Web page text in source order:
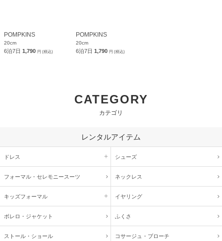
POMPKINS
20cm
6泊7日 1,790 円 (税込)
POMPKINS
20cm
6泊7日1,790円 (税込)
CATEGORY
カテゴリ
レンタルアイテム
ドレス シューズ
フォーマル・ セレモニースーツ ネックレス
キッズフォーマル イヤリング
ボレロ・ジャケット ふくさ
ストール・ショール コサージュ・ ブローチ